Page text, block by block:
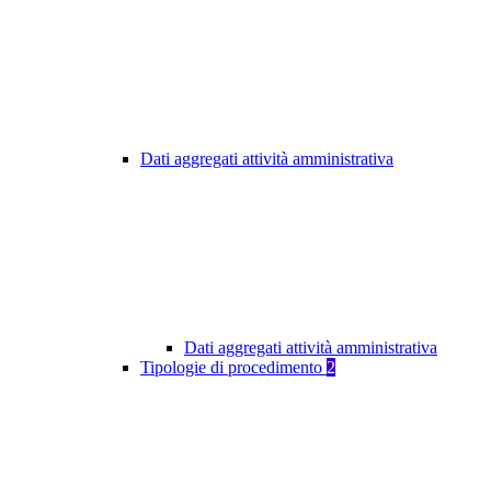
Dati aggregati attività amministrativa
Dati aggregati attività amministrativa
Tipologie di procedimento 2